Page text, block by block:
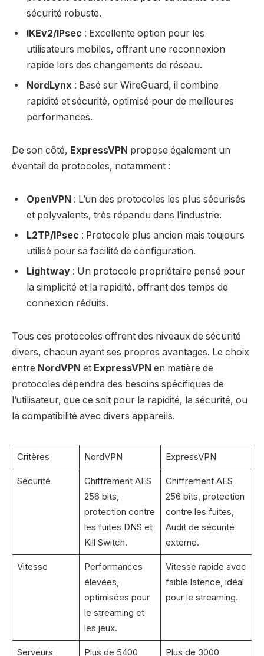
sécurité robuste.
IKEv2/IPsec : Excellente option pour les
utilisateurs mobiles, offrant une reconnexion
rapide lors des changements de réseau.
NordLynx : Basé sur WireGuard, il combine
rapidité et sécurité, optimisé pour de meilleures
performances.
De son côté, ExpressVPN propose également un
éventail de protocoles, notamment :
OpenVPN : L’un des protocoles les plus sécurisés
et polyvalents, très répandu dans l’industrie.
L2TP/IPsec : Protocole plus ancien mais toujours
utilisé pour sa facilité de configuration.
Lightway : Un protocole propriétaire pensé pour
la simplicité et la rapidité, offrant des temps de
connexion réduits.
Tous ces protocoles offrent des niveaux de sécurité
divers, chacun ayant ses propres avantages. Le choix
entre NordVPN et ExpressVPN en matière de
protocoles dépendra des besoins spécifiques de
l’utilisateur, que ce soit pour la rapidité, la sécurité, ou
la compatibilité avec divers appareils.
Critères NordVPN ExpressVPN
Sécurité
Chiffrement AES
256 bits,
protection contre
les fuites DNS et
Kill Switch.
Chiffrement AES
256 bits, protection
contre les fuites,
Audit de sécurité
externe.
Vitesse
Performances
élevées,
optimisées pour
le streaming et
les jeux.
Vitesse rapide avec
faible latence, idéal
pour le streaming.
Serveurs
Plus de 5400
Plus de 3000